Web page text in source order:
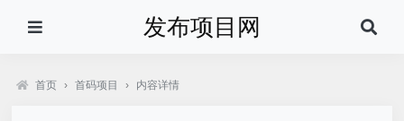
发布项目网
首页 › 首码项目 › 内容详情